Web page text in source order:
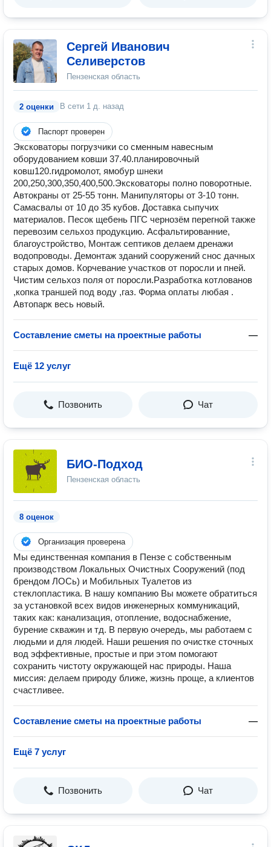
Сергей Иванович
Селиверстов
Пензенская область
2 оценки В сети 1 д. назад
Паспорт проверен
Эксковаторы погрузчики со сменным навесным
оборудованием ковши 37.40.планировочный
ковш120.гидромолот, ямобур шнеки
200,250,300,350,400,500.Эксковаторы полно поворотные.
Автокраны от 25-55 тонн. Манипуляторы от 3-10 тонн.
Самасвалы от 10 до 35 кубов. Доставка сыпучих
материалов. Песок щебень ПГС чернозём перегной также
перевозим сельхоз продукцию. Асфальтированние,
благоустройство, Монтаж септиков делаем дренажи
водопроводы. Демонтаж зданий сооружений снос дачных
старых домов. Корчевание участков от поросли и пней.
Чистим сельхоз поля от поросли.Разработка котлованов
,копка траншей под воду ,газ. Форма оплаты любая .
Автопарк весь новый.
Составление сметы на проектные работы —
Ещё 12 услуг
Позвонить Чат
БИО-Подход
Пензенская область
8 оценок
Организация проверена
Мы единственная компания в Пензе с собственным
производством Локальных Очистных Сооружений (под
брендом ЛОСь) и Мобильных Туалетов из
стеклопластика. В нашу компанию Вы можете обратиться
за установкой всех видов инженерных коммуникаций,
таких как: канализация, отопление, водоснабжение,
бурение скважин и тд. В первую очередь, мы работаем с
людьми и для людей. Наши решения по очистке сточных
вод эффективные, простые и при этом помогают
сохранить чистоту окружающей нас природы. Наша
миссия: делаем природу ближе, жизнь проще, а клиентов
счастливее.
Составление сметы на проектные работы —
Ещё 7 услуг
Позвонить Чат